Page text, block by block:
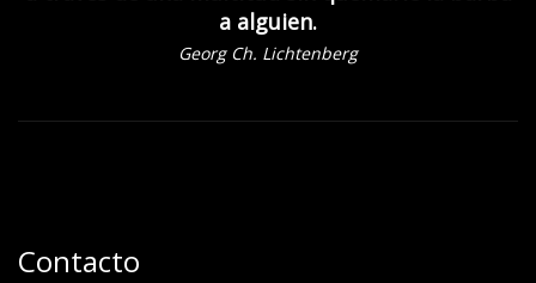
a alguien.
Georg Ch. Lichtenberg
Contacto